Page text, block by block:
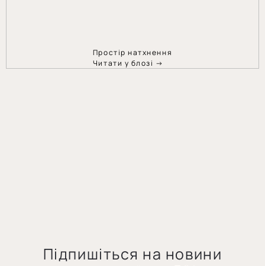
Простір натхнення
Читати у блозі →
Підпишіться на новини